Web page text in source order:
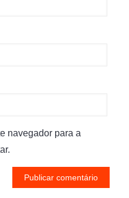
navegador para a